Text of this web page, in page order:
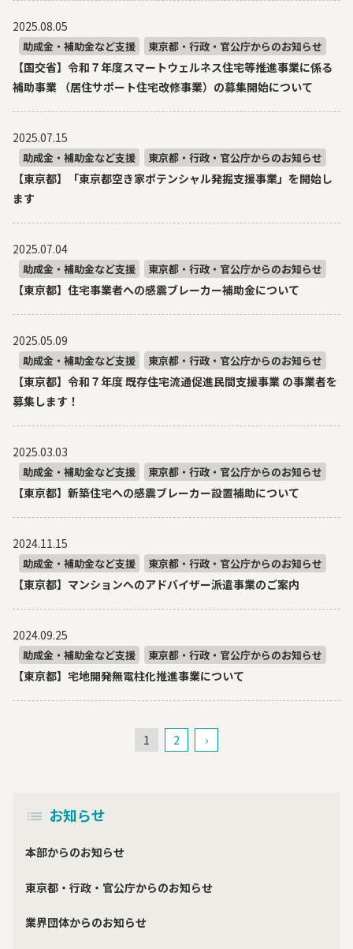
2025.08.05
助成金・補助金など支援 東京都・行政・官公庁からのお知らせ
【国交省】令和７年度スマートウェルネス住宅等推進事業に係る
補助事業 （居住サポート住宅改修事業）の募集開始について
2025.07.15
助成金・補助金など支援 東京都・行政・官公庁からのお知らせ
【東京都】「東京都空き家ポテンシャル発掘支援事業」を開始し
ます
2025.07.04
助成金・補助金など支援 東京都・行政・官公庁からのお知らせ
【東京都】住宅事業者への感震ブレーカー補助金について
2025.05.09
助成金・補助金など支援 東京都・行政・官公庁からのお知らせ
【東京都】令和７年度 既存住宅流通促進民間支援事業 の事業者を
募集します！
2025.03.03
助成金・補助金など支援 東京都・行政・官公庁からのお知らせ
【東京都】新築住宅への感震ブレーカー設置補助について
2024.11.15
助成金・補助金など支援 東京都・行政・官公庁からのお知らせ
【東京都】マンションへのアドバイザー派遣事業のご案内
2024.09.25
助成金・補助金など支援 東京都・行政・官公庁からのお知らせ
【東京都】宅地開発無電柱化推進事業について
1 2 ›
お知らせ
本部からのお知らせ
東京都・行政・官公庁からのお知らせ
業界団体からのお知らせ